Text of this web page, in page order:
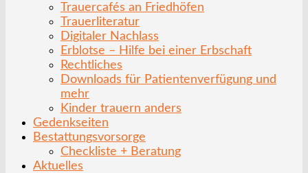
Trauercafés an Friedhöfen
Trauerliteratur
Digitaler Nachlass
Erblotse – Hilfe bei einer Erbschaft
Rechtliches
Downloads für Patientenverfügung und
mehr
Kinder trauern anders
Gedenkseiten
Bestattungsvorsorge
Checkliste + Beratung
Aktuelles